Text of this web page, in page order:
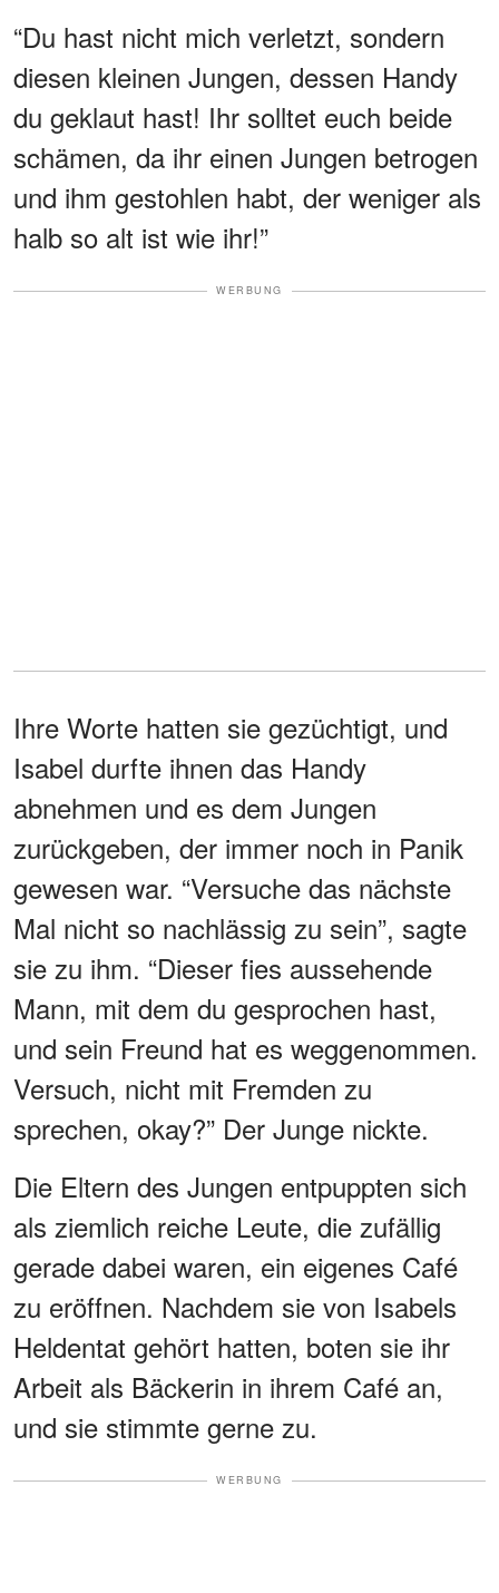
“Du hast nicht mich verletzt, sondern
diesen kleinen Jungen, dessen Handy
du geklaut hast! Ihr solltet euch beide
schämen, da ihr einen Jungen betrogen
und ihm gestohlen habt, der weniger als
halb so alt ist wie ihr!”
WERBUNG
Ihre Worte hatten sie gezüchtigt, und
Isabel durfte ihnen das Handy
abnehmen und es dem Jungen
zurückgeben, der immer noch in Panik
gewesen war. “Versuche das nächste
Mal nicht so nachlässig zu sein”, sagte
sie zu ihm. “Dieser fies aussehende
Mann, mit dem du gesprochen hast,
und sein Freund hat es weggenommen.
Versuch, nicht mit Fremden zu
sprechen, okay?” Der Junge nickte.
Die Eltern des Jungen entpuppten sich
als ziemlich reiche Leute, die zufällig
gerade dabei waren, ein eigenes Café
zu eröffnen. Nachdem sie von Isabels
Heldentat gehört hatten, boten sie ihr
Arbeit als Bäckerin in ihrem Café an,
und sie stimmte gerne zu.
WERBUNG